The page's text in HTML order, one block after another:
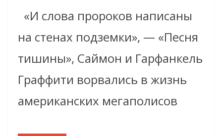
«И слова пророков написаны
на стенах подземки», — «Песня
тишины», Саймон и Гарфанкель
Граффити ворвались в жизнь
американских мегаполисов